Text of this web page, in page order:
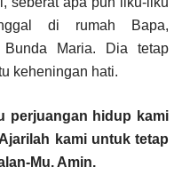
di rumah Bapa,
Bunda Maria. Dia tetap
keheningan hati.
perjuangan hidup kami
kami untuk tetap
Mu. Amin.